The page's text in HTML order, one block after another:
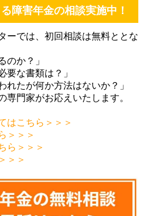
障害年金の相談実施中！
ーでは、初回相談は無料ととな
のか？」
要な書類は？」
れたが何か方法はないか？」
専門家がお応えいたします。
はこちら＞＞＞
＞＞＞
ら＞＞＞
＞＞